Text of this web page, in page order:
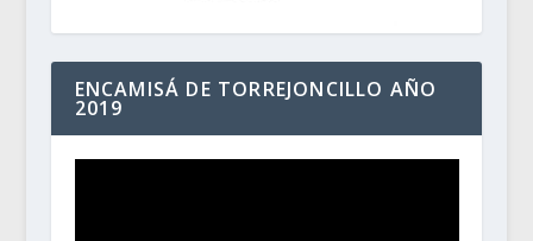
ENCAMISÁ DE TORREJONCILLO AÑO
2019